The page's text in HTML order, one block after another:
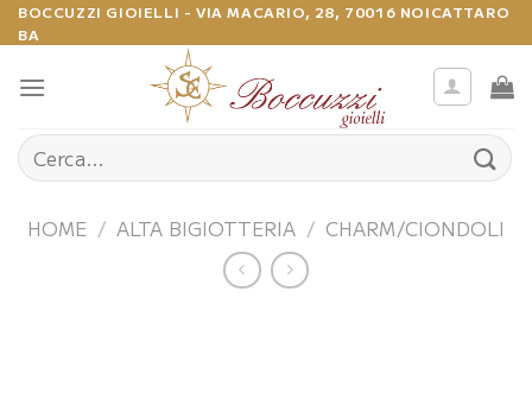
Salta
ai
contenuti
BOCCUZZI GIOIELLI - VIA MACARIO, 28, 70016 NOICATTARO
BA
Cerca:
HOME / ALTA BIGIOTTERIA / CHARM/CIONDOLI